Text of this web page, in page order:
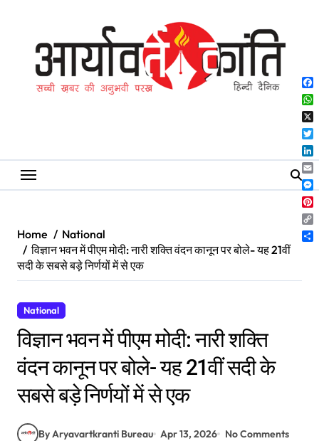
Home
National
विज्ञान भवन में पीएम मोदी: नारी शक्ति वंदन कानून पर बोले- यह 21वीं
सदी के सबसे बड़े निर्णयों में से एक
National
विज्ञान भवन में पीएम मोदी: नारी शक्ति
वंदन कानून पर बोले- यह 21वीं सदी के
सबसे बड़े निर्णयों में से एक
By Aryavartkranti Bureau Apr 13, 2026 No Comments
X